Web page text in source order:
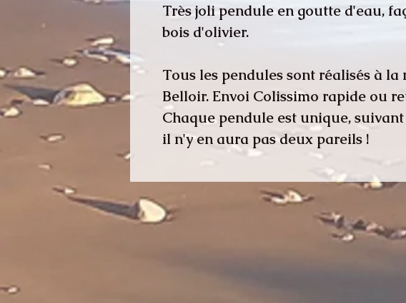
Très joli pendule en goutte d'eau,
bois d'olivier.
Tous les pendules sont réalisés à
Belloir. Envoi Colissimo rapide ou
Chaque pendule est unique,
il n'y en aura pas deux pareils !